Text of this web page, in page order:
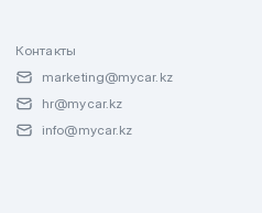
Контакты
marketing@mycar.kz
hr@mycar.kz
info@mycar.kz